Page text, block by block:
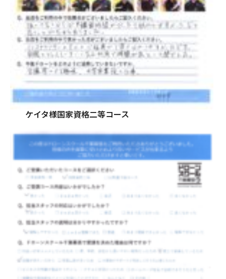
ケイタ様国家資格二等コース